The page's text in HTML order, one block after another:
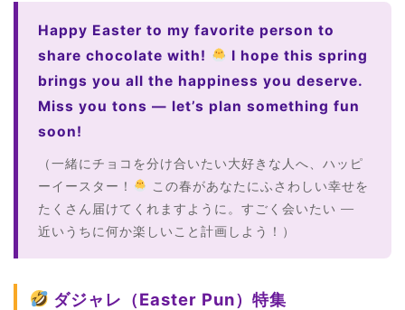
Happy Easter to my favorite person to
share chocolate with!
I hope this spring
brings you all the happiness you deserve.
Miss you tons — let’s plan something fun
soon!
（一緒にチョコを分け合いたい大好きな人へ、ハッピ
ーイースター！
この春があなたにふさわしい幸せを
たくさん届けてくれますように。すごく会いたい —
近いうちに何か楽しいこと計画しよう！）
ダジャレ（Easter Pun）特集